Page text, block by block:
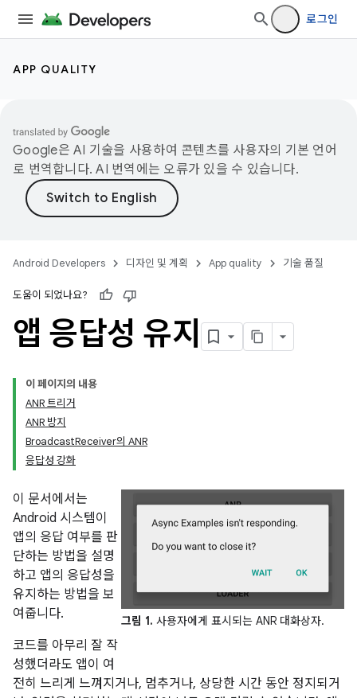
로그인
APP QUALITY
Google은 AI 기술을 사용하여 콘텐츠를 사용자의 기본 언어
로 번역합니다. AI 번역에는 오류가 있을 수 있습니다.
Android Developers 디자인 및 계획 App quality 기술 품질
도움이 되었나요?
앱 응답성 유지
이 페이지의 내용
ANR 트리거
ANR 방지
BroadcastReceiver의 ANR
응답성 강화
그림 1. 사용자에게 표시되는 ANR 대화상자.
이 문서에서는
Android 시스템이
앱의 응답 여부를 판
단하는 방법을 설명
하고 앱의 응답성을
유지하는 방법을 보
여줍니다.
코드를 아무리 잘 작
성했더라도 앱이 여
전히 느리게 느껴지거나, 멈추거나, 상당한 시간 동안 정지되거